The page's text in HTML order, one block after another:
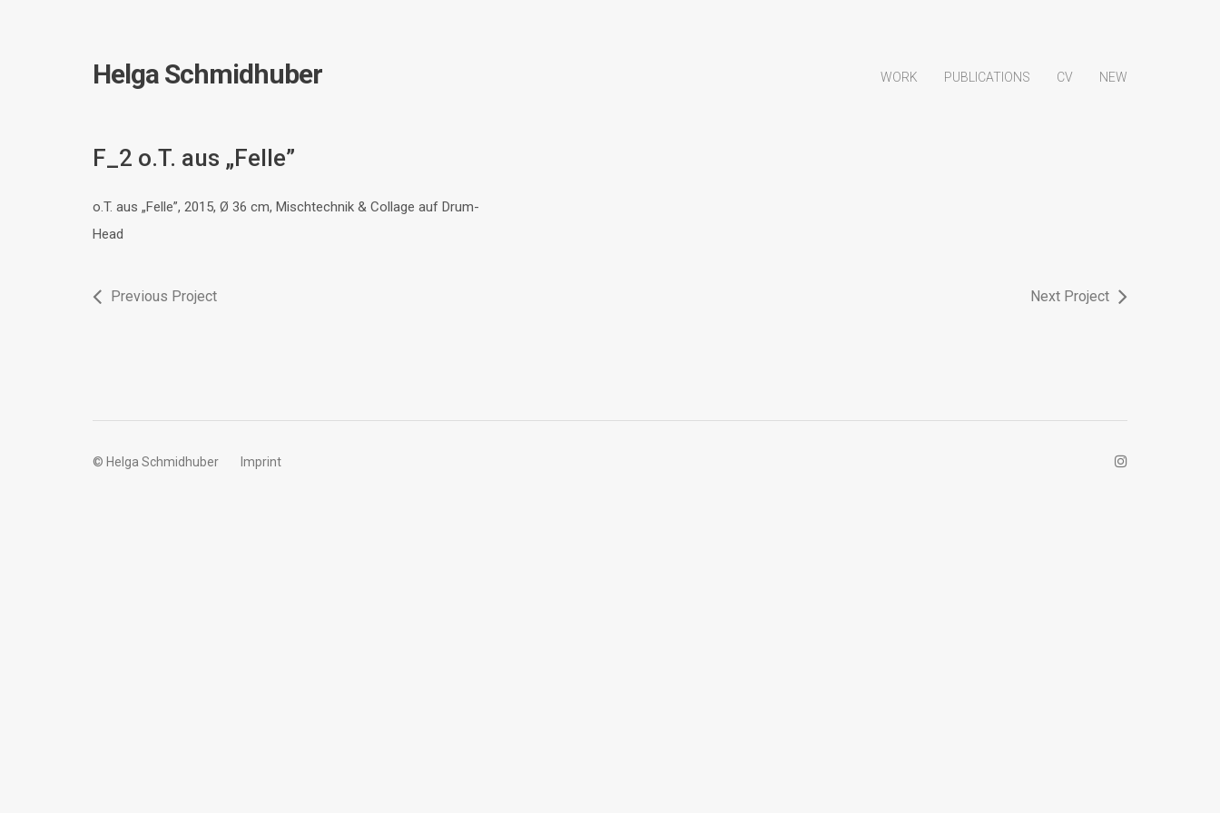
Helga Schmidhuber WORK PUBLICATIONS CV NEW
F_2 o.T. aus „Felle”
o.T. aus „Felle”, 2015, Ø 36 cm, Mischtechnik & Collage auf Drum-
Head
Previous Project Next Project
© Helga Schmidhuber Imprint